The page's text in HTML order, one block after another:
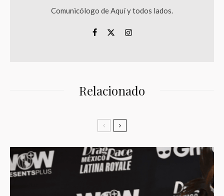
Comunicólogo de Aquí y todos lados.
Relacionado